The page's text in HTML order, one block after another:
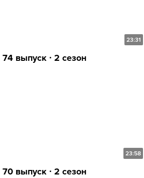
23:31
74 выпуск ∙ 2 сезон
23:58
70 выпуск ∙ 2 сезон